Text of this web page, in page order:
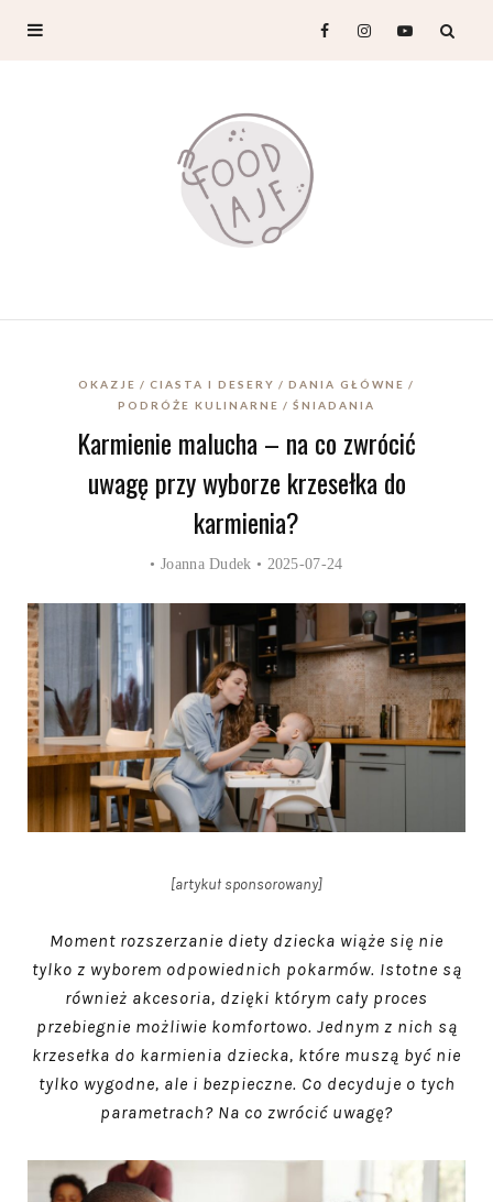
OKAZJE CIASTA I DESERY
DANIA GŁÓWNE
PODRÓŻE KULINARNE
ŚNIADANIA
Karmienie malucha – na co zwrócić
uwagę przy wyborze krzesełka do
karmienia?
•Joanna Dudek • 2025-07-24
[artykuł sponsorowany]
Moment rozszerzanie diety dziecka wiąże się nie
tylko z wyborem odpowiednich pokarmów. Istotne są
również akcesoria, dzięki którym cały proces
przebiegnie możliwie komfortowo. Jednym z nich są
krzesełka do karmienia dziecka, które muszą być nie
tylko wygodne, ale i bezpieczne. Co decyduje o tych
parametrach? Na co zwrócić uwagę?